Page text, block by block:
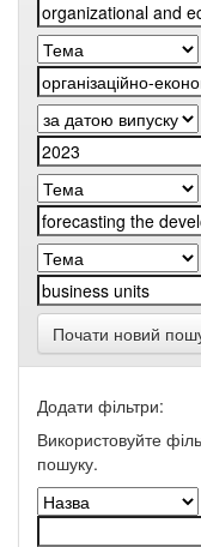
Почати новий
Додати фільтри:
Використовуйте
пошуку.